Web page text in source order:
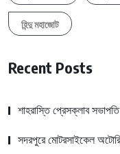
হিন্দু মহাজোট
Recent Posts
শাহরাস্তি প্রেসক্লাব
সদরপুরে মোটরসাইকেল